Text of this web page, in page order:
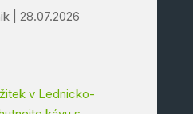
|28.07.2026